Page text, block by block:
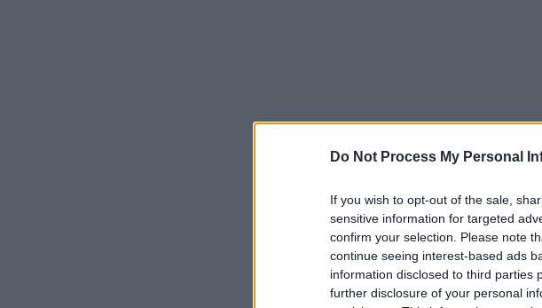
Do Not Process My Personal
If you wish to opt-out of the sale,
sensitive information for targeted
confirm your selection. Please note
continue seeing interest-based ads
information disclosed to third parties
further disclosure of your personal